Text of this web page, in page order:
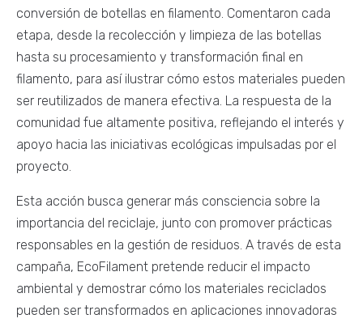
conversión de botellas en filamento. Comentaron cada
etapa, desde la recolección y limpieza de las botellas
hasta su procesamiento y transformación final en
filamento, para así ilustrar cómo estos materiales pueden
ser reutilizados de manera efectiva. La respuesta de la
comunidad fue altamente positiva, reflejando el interés y
apoyo hacia las iniciativas ecológicas impulsadas por el
proyecto.
Esta acción busca generar más consciencia sobre la
importancia del reciclaje, junto con promover prácticas
responsables en la gestión de residuos. A través de esta
campaña, EcoFilament pretende reducir el impacto
ambiental y demostrar cómo los materiales reciclados
pueden ser transformados en aplicaciones innovadoras